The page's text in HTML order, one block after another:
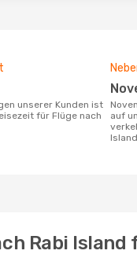
für Flüge nach
November ist laut den Suchanfragen
auf
Rabi Island